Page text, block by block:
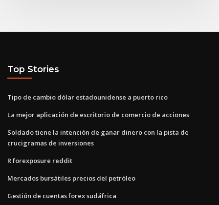
Top Stories
Tipo de cambio dólar estadounidense a puerto rico
La mejor aplicación de escritorio de comercio de acciones
Soldado tiene la intención de ganar dinero con la pista de
crucigramas de inversiones
R forexposure reddit
Mercados bursátiles precios del petróleo
Gestión de cuentas forex sudáfrica